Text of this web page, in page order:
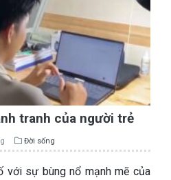
tranh của người trẻ
Đời sống
với sự bùng nổ mạnh mẽ của